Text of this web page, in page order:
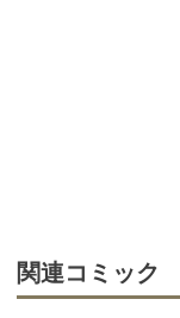
関連コミック